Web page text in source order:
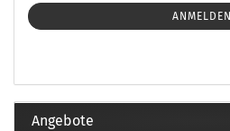
ANMELDEN
Angebote